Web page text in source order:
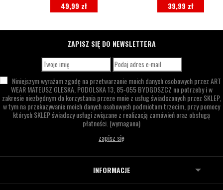
49,99 zł 39,99 zł
ZAPISZ SIĘ DO NEWSLETTERA
Niniejszym wyrażam zgodę na przetwarzanie moich danych osobowych przezART
WEAR MATEUSZ GLESKA,PODOLSKA 13,85-055 BYDGOSZCZ na potrzeby i w
zakresie niezbędnym do korzystania przeze mnie z usług świadczonych przez SKLEP,
w tym na przekazywanie moich danych osobowych podmiotom trzecim, przy pomocy
których SKLEP świadczy usługi związane z realizacją zamówień oraz obsługą
płatności.(wymagana)
INFORMACJE